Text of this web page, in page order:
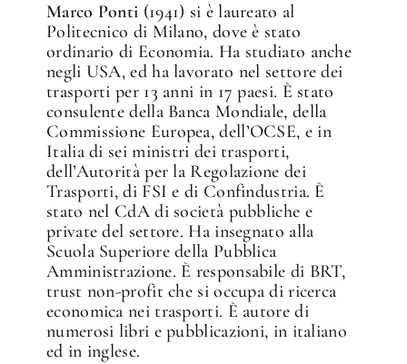
Marco Ponti (1941) si è laureato al
Politecnico di Milano, dove è stato
ordinario di Economia. Ha studiato anche
negli USA, ed ha lavorato nel settore dei
trasporti per 13 anni in 17 paesi. È stato
consulente della Banca Mondiale, della
Commissione Europea, dell’OCSE, e in
Italia di sei ministri dei trasporti,
dell’Autorità per la Regolazione dei
Trasporti, di FSI e di Confindustria. È
stato nel CdA di società pubbliche e
private del settore. Ha insegnato alla
Scuola Superiore della Pubblica
Amministrazione. È responsabile di BRT,
trust non-profit che si occupa di ricerca
economica nei trasporti. È autore di
numerosi libri e pubblicazioni, in italiano
ed in inglese.